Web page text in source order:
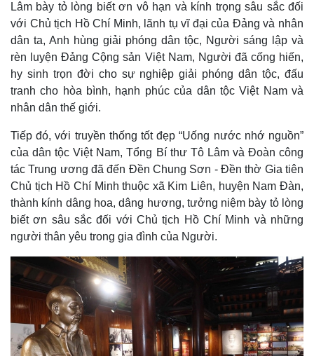
Thế giới
Quan sát
Hồ sơ
Multimedia
Video
E-Magazine
Infographic
Lâm bày tỏ lòng biết ơn vô hạn và kính trọng sâu sắc đối
với Chủ tịch Hồ Chí Minh, lãnh tụ vĩ đại của Đảng và nhân
dân ta, Anh hùng giải phóng dân tộc, Người sáng lập và
rèn luyện Đảng Cộng sản Việt Nam, Người đã cống hiến,
hy sinh trọn đời cho sự nghiệp giải phóng dân tộc, đấu
tranh cho hòa bình, hạnh phúc của dân tộc Việt Nam và
nhân dân thế giới.
Tiếp đó, với truyền thống tốt đẹp “Uống nước nhớ nguồn”
của dân tộc Việt Nam, Tổng Bí thư Tô Lâm và Đoàn công
tác Trung ương đã đến Đền Chung Sơn - Đền thờ Gia tiên
Chủ tịch Hồ Chí Minh thuộc xã Kim Liên, huyện Nam Đàn,
thành kính dâng hoa, dâng hương, tưởng niệm bày tỏ lòng
biết ơn sâu sắc đối với Chủ tịch Hồ Chí Minh và những
người thân yêu trong gia đình của Người.